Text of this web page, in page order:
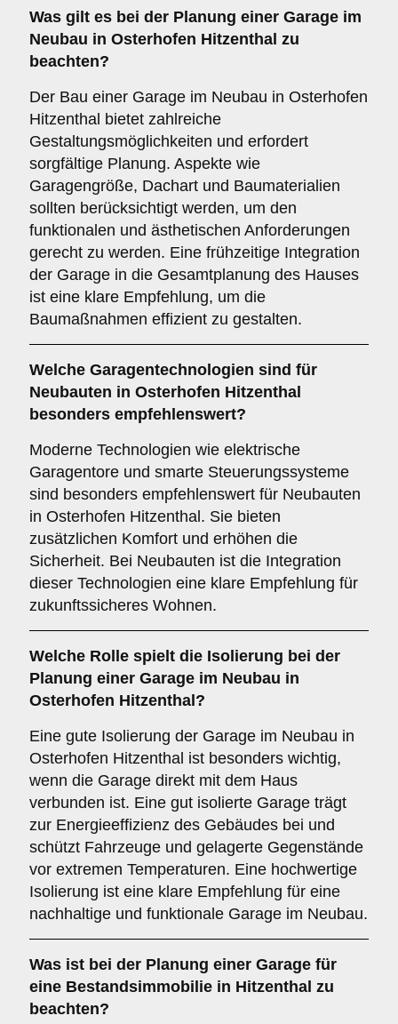
Was gilt es bei der Planung einer Garage im
Neubau in Osterhofen Hitzenthal zu
beachten?
Der Bau einer Garage im Neubau in Osterhofen
Hitzenthal bietet zahlreiche
Gestaltungsmöglichkeiten und erfordert
sorgfältige Planung. Aspekte wie
Garagengröße, Dachart und Baumaterialien
sollten berücksichtigt werden, um den
funktionalen und ästhetischen Anforderungen
gerecht zu werden. Eine frühzeitige Integration
der Garage in die Gesamtplanung des Hauses
ist eine klare Empfehlung, um die
Baumaßnahmen effizient zu gestalten.
Welche Garagentechnologien sind für
Neubauten in Osterhofen Hitzenthal
besonders empfehlenswert?
Moderne Technologien wie elektrische
Garagentore und smarte Steuerungssysteme
sind besonders empfehlenswert für Neubauten
in Osterhofen Hitzenthal. Sie bieten
zusätzlichen Komfort und erhöhen die
Sicherheit. Bei Neubauten ist die Integration
dieser Technologien eine klare Empfehlung für
zukunftssicheres Wohnen.
Welche Rolle spielt die Isolierung bei der
Planung einer Garage im Neubau in
Osterhofen Hitzenthal?
Eine gute Isolierung der Garage im Neubau in
Osterhofen Hitzenthal ist besonders wichtig,
wenn die Garage direkt mit dem Haus
verbunden ist. Eine gut isolierte Garage trägt
zur Energieeffizienz des Gebäudes bei und
schützt Fahrzeuge und gelagerte Gegenstände
vor extremen Temperaturen. Eine hochwertige
Isolierung ist eine klare Empfehlung für eine
nachhaltige und funktionale Garage im Neubau.
Was ist bei der Planung einer Garage für
eine Bestandsimmobilie in Hitzenthal zu
beachten?